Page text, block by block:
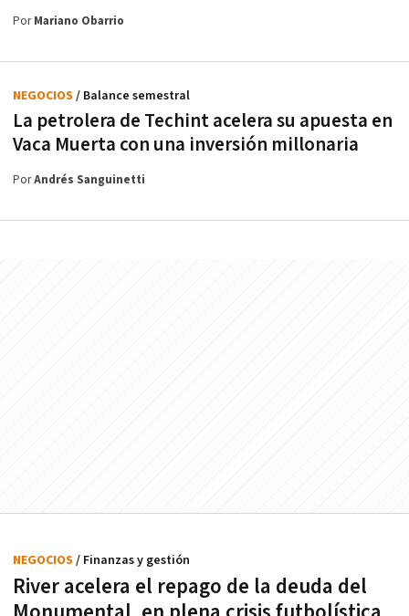
PorMariano Obarrio
La petrolera de Techint acelera su apuesta en
Vaca Muerta con una inversión millonaria
NEGOCIOS / Balance semestral
PorAndrés Sanguinetti
River acelera el repago de la deuda del
NEGOCIOS / Finanzas y gestión